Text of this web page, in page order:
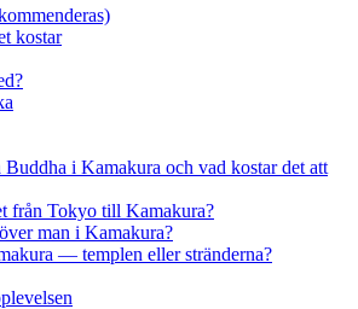
kostar
Buddha i Kamakura och vad kostar det att
från Tokyo till Kamakura?
man i Kamakura?
— templen eller stränderna?